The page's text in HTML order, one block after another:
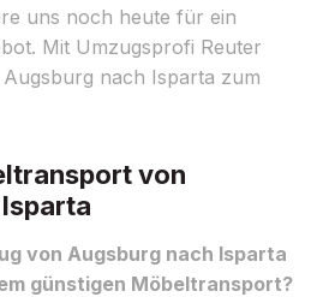
uns noch heute für ein
Mit Umzugsprofi Reuter
nach Isparta zum
von
von Augsburg nach Isparta
günstigen Möbeltransport?